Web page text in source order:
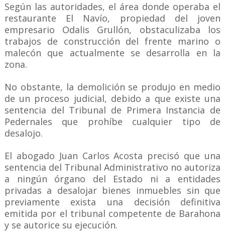
Según las autoridades, el área donde operaba el
restaurante El Navío, propiedad del joven
empresario Odalis Grullón, obstaculizaba los
trabajos de construcción del frente marino o
malecón que actualmente se desarrolla en la
zona.
No obstante, la demolición se produjo en medio
de un proceso judicial, debido a que existe una
sentencia del Tribunal de Primera Instancia de
Pedernales que prohíbe cualquier tipo de
desalojo.
El abogado Juan Carlos Acosta precisó que una
sentencia del Tribunal Administrativo no autoriza
a ningún órgano del Estado ni a entidades
privadas a desalojar bienes inmuebles sin que
previamente exista una decisión definitiva
emitida por el tribunal competente de Barahona
y se autorice su ejecución.